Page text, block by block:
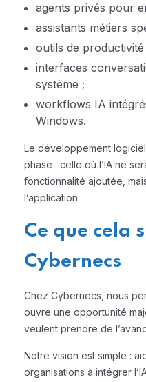
agents privés pour
assistants métiers
outils de
interfaces
système ;
workflows IA
Windows.
Le développement
phase : celle où l’IA ne
fonctionnalité ajoutée,
l’application.
Ce que cela
Cybernecs
Chez Cybernecs, nous
ouvre une opportunité
veulent prendre de
Notre vision est simple :
organisations à intégrer